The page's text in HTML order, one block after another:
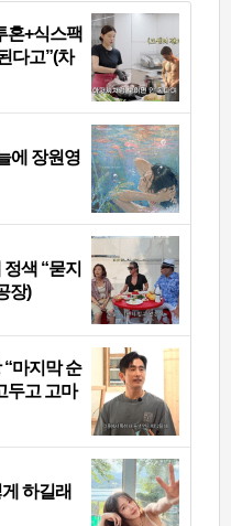
혼+식스팩
다고”(차
에 장원영
색 “묻지
장)
마지막 순
두고 고마
하길래